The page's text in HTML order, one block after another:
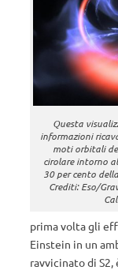
Questa
informazioni
moti orbitali
cirolare intorno
30 per cento
Crediti: Eso/
prima volta gli
Einstein in un
ravvicinato di S2,